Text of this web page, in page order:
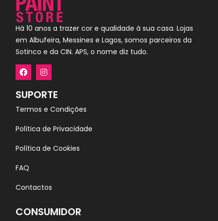
Há 10 anos a trazer cor e qualidade à sua casa. Lojas
em Albufeira, Messines e Lagos, somos parceiros da
Sotinco e da CIN. APS, o nome diz tudo.
SUPORTE
Termos e Condições
Política de Privacidade
Política de Cookies
FAQ
Contactos
CONSUMIDOR